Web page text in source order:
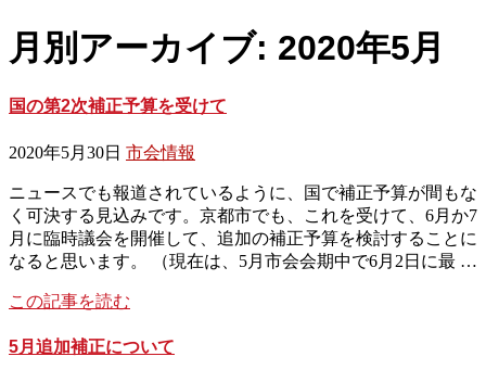
月別アーカイブ: 2020年5月
国の第2次補正予算を受けて
2020年5月30日 市会情報
ニュースでも報道されているように、国で補正予算が間もな
く可決する見込みです。京都市でも、これを受けて、6月か7
月に臨時議会を開催して、追加の補正予算を検討することに
なると思います。 （現在は、5月市会会期中で6月2日に最 …
この記事を読む
5月追加補正について